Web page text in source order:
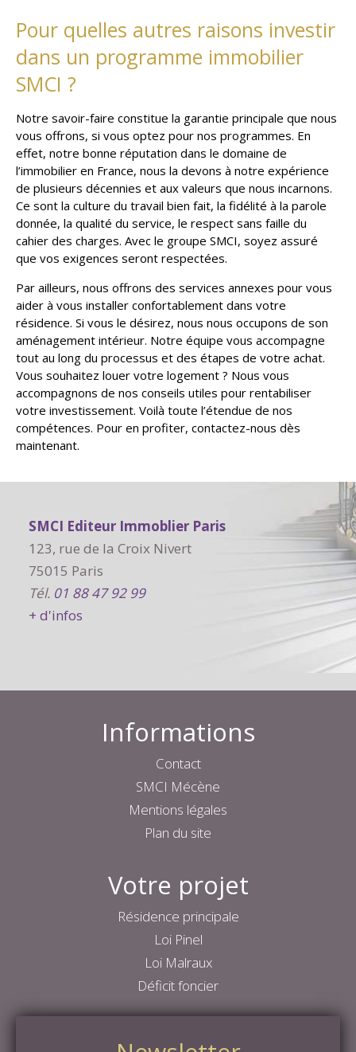
Pour quelles autres raisons investir
dans un programme immobilier
SMCI ?
Notre savoir-faire constitue la garantie principale que nous
vous offrons, si vous optez pour nos programmes. En
effet, notre bonne réputation dans le domaine de
l’immobilier en France, nous la devons à notre expérience
de plusieurs décennies et aux valeurs que nous incarnons.
Ce sont la culture du travail bien fait, la fidélité à la parole
donnée, la qualité du service, le respect sans faille du
cahier des charges. Avec le groupe SMCI, soyez assuré
que vos exigences seront respectées.
Par ailleurs, nous offrons des services annexes pour vous
aider à vous installer confortablement dans votre
résidence. Si vous le désirez, nous nous occupons de son
aménagement intérieur. Notre équipe vous accompagne
tout au long du processus et des étapes de votre achat.
Vous souhaitez louer votre logement ? Nous vous
accompagnons de nos conseils utiles pour rentabiliser
votre investissement. Voilà toute l’étendue de nos
compétences. Pour en profiter, contactez-nous dès
maintenant.
SMCI Editeur Immoblier Paris
123, rue de la Croix Nivert
75015 Paris
Tél. 01 88 47 92 99
+ d'infos
Informations
Contact
SMCI Mécène
Mentions légales
Plan du site
Votre projet
Résidence principale
Loi Pinel
Loi Malraux
Déficit foncier